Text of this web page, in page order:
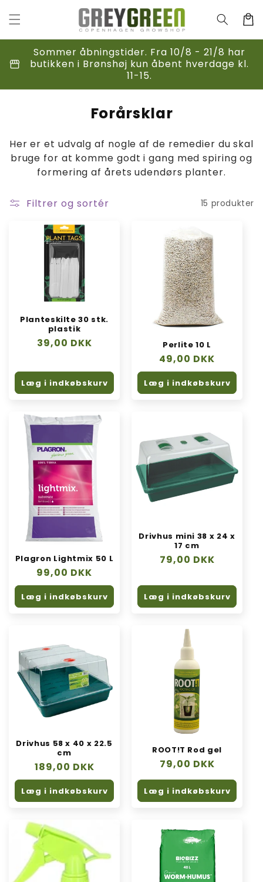
indhold
storefront
Sommer åbningstider. Fra 10/8 - 21/8 har
butikken i Brønshøj kun åbent hverdage kl.
11-15.
K
l
l
k
Forårsklar
Her er et udvalg af nogle af de remedier du skal
bruge for at komme godt i gang med spiring og
formering af årets udendørs planter.
Filtrer og sortér 15 produkter
Planteskilte 30 stk.
plastik
Normalpris
39,00 DKK
Læg i indkøbskurv
Perlite 10 L
Normalpris
49,00 DKK
Læg i indkøbskurv
Plagron Lightmix 50 L
Normalpris
99,00 DKK
Læg i indkøbskurv
Drivhus mini 38 x 24 x
17 cm
Normalpris
79,00 DKK
Læg i indkøbskurv
Drivhus 58 x 40 x 22.5
cm
Normalpris
189,00 DKK
Læg i indkøbskurv
ROOT!T Rod gel
Normalpris
79,00 DKK
Læg i indkøbskurv